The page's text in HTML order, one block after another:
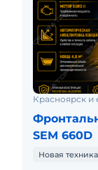
Красноярск и
SEM 660D
Новая техника